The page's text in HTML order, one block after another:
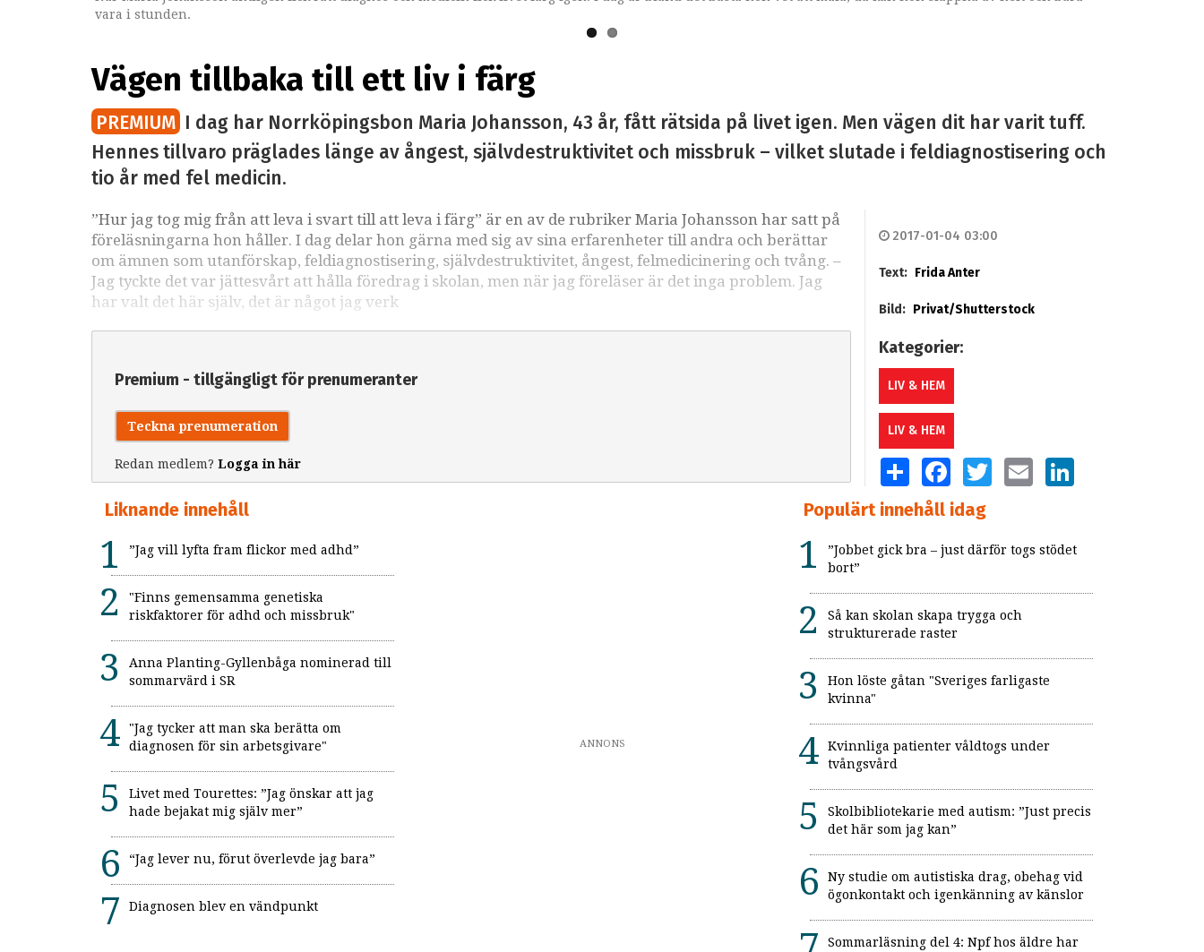
vara i stunden.
Vägen tillbaka till ett liv i färg
PREMIUM I dag har Norrköpingsbon Maria Johansson, 43 år, fått rätsida på livet igen. Men vägen dit har varit tuff.
Hennes tillvaro präglades länge av ångest, självdestruktivitet och missbruk – vilket slutade i feldiagnostisering och
tio år med fel medicin.
”Hur jag tog mig från att leva i svart till att leva i färg” är en av de rubriker Maria Johansson har satt på
föreläsningarna hon håller. I dag delar hon gärna med sig av sina erfarenheter till andra och berättar
om ämnen som utanförskap, feldiagnostisering, självdestruktivitet, ångest, felmedicinering och tvång. –
Jag tyckte det var jättesvårt att hålla föredrag i skolan, men när jag föreläser är det inga problem. Jag
har valt det här själv, det är något jag verk
Premium - tillgängligt för prenumeranter
Teckna prenumeration
Redan medlem? Logga in här
2017-01-04 03:00
Text: Frida Anter
Bild: Privat/Shutterstock
Kategorier:
LIV & HEM
LIV & HEM
SHARE FACEBOOKTWITTEREMAIL LINKEDIN
Liknande innehåll
”Jag vill lyfta fram flickor med adhd”
"Finns gemensamma genetiska
riskfaktorer för adhd och missbruk"
Anna Planting-Gyllenbåga nominerad till
sommarvärd i SR
"Jag tycker att man ska berätta om
diagnosen för sin arbetsgivare"
Livet med Tourettes: ”Jag önskar att jag
hade bejakat mig själv mer”
“Jag lever nu, förut överlevde jag bara”
Diagnosen blev en vändpunkt
ANNONS
Populärt innehåll idag
”Jobbet gick bra – just därför togs stödet
bort”
Så kan skolan skapa trygga och
strukturerade raster
Hon löste gåtan "Sveriges farligaste
kvinna"
Kvinnliga patienter våldtogs under
tvångsvård
Skolbibliotekarie med autism: ”Just precis
det här som jag kan”
Ny studie om autistiska drag, obehag vid
ögonkontakt och igenkänning av känslor
Sommarläsning del 4: Npf hos äldre har